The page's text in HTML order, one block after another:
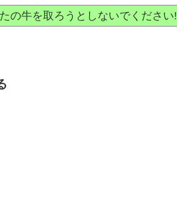
の牛を取ろうとしないでください!